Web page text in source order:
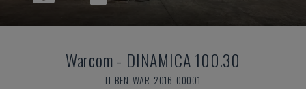
Warcom- DINAMICA 100.30
IT-BEN-WAR-2016-00001